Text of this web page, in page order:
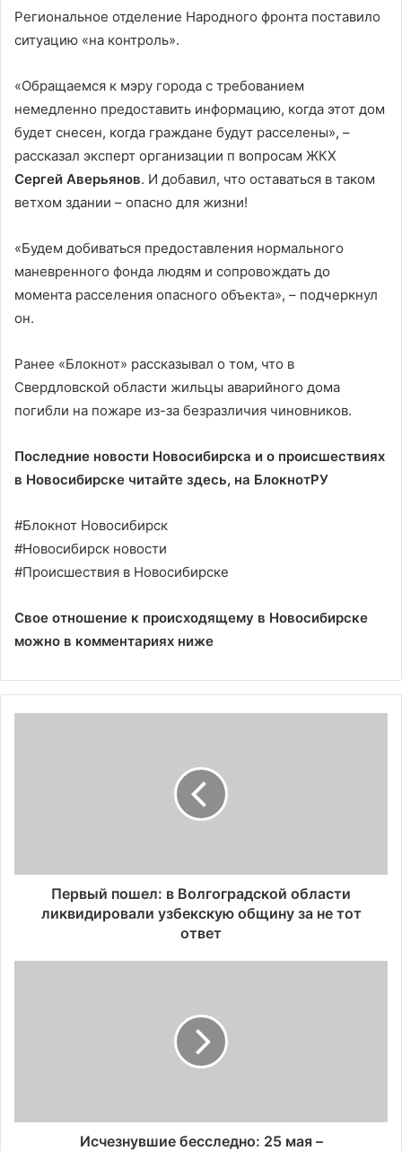
Региональное отделение Народного фронта поставило
ситуацию «на контроль».
«Обращаемся к мэру города с требованием
немедленно предоставить информацию, когда этот дом
будет снесен, когда граждане будут расселены», –
рассказал эксперт организации п вопросам ЖКХ
Сергей Аверьянов. И добавил, что оставаться в таком
ветхом здании – опасно для жизни!
«Будем добиваться предоставления нормального
маневренного фонда людям и сопровождать до
момента расселения опасного объекта», – подчеркнул
он.
Ранее «Блокнот» рассказывал о том, что в
Свердловской области жильцы аварийного дома
погибли на пожаре из-за безразличия чиновников.
Последние новости Новосибирска и о происшествиях
в Новосибирске читайте здесь, на БлокнотРУ
#Блокнот Новосибирск
#Новосибирск новости
#Происшествия в Новосибирске
Свое отношение к происходящему в Новосибирске
можно в комментариях ниже
Первый пошел: в Волгоградской области
ликвидировали узбекскую общину за не тот
ответ
Исчезнувшие бесследно: 25 мая –